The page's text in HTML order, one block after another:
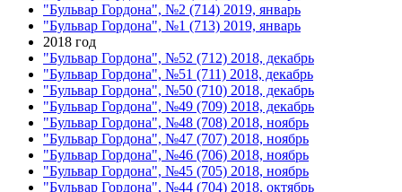
"Бульвар Гордона", №2 (714) 2019, январь
"Бульвар Гордона", №1 (713) 2019, январь
2018 год
"Бульвар Гордона", №52 (712) 2018, декабрь
"Бульвар Гордона", №51 (711) 2018, декабрь
"Бульвар Гордона", №50 (710) 2018, декабрь
"Бульвар Гордона", №49 (709) 2018, декабрь
"Бульвар Гордона", №48 (708) 2018, ноябрь
"Бульвар Гордона", №47 (707) 2018, ноябрь
"Бульвар Гордона", №46 (706) 2018, ноябрь
"Бульвар Гордона", №45 (705) 2018, ноябрь
"Бульвар Гордона", №44 (704) 2018, октябрь